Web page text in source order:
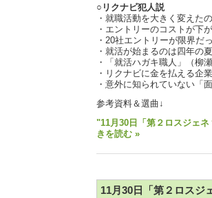
○リクナビ犯人説
・就職活動を大きく変えた
・エントリーのコストが下
・20社エントリーが限界だ
・就活が始まるのは四年の
・「就活ハガキ職人」（柳
・リクナビに金を払える企
・意外に知られていない「
参考資料＆選曲↓
"11月30日「第２ロスジェ
きを読む »
11月30日「第２ロスジ